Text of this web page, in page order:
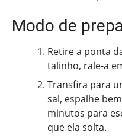
Modo de
Retire a ponta
talinho, rale-a
Transfira para
sal, espalhe
minutos para
que ela solta.